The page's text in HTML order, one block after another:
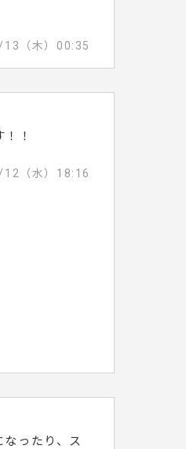
（木）00:35
！
（水）18:16
ったり、ス